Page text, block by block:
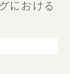
における